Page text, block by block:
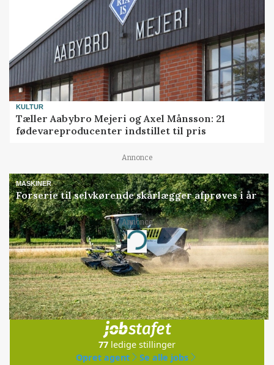
KULTUR
Tæller Aabybro Mejeri og Axel Månsson: 21
fødevareproducenter indstillet til pris
Annonce
MASKINER
Forserie til selvkørende skårlægger afprøves i år
Annonce
Loading...
Jobs
i samarbejde med
77 ledige stillinger
Opret agent
Se alle jobs